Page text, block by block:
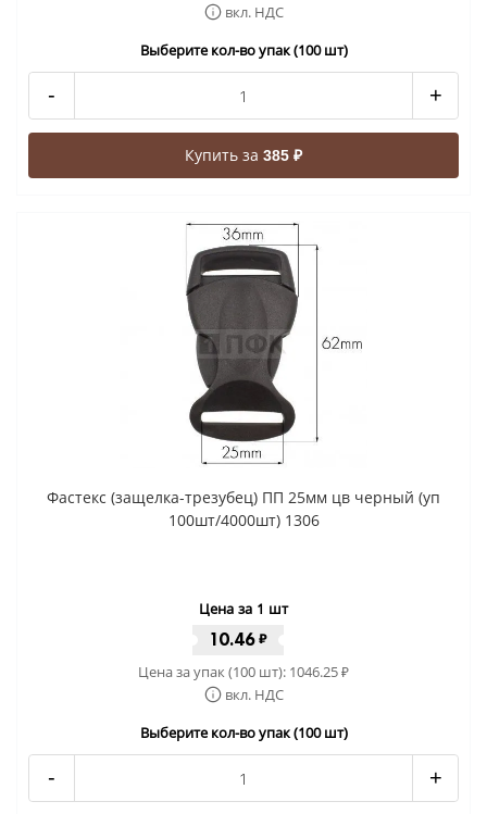
вкл. НДС
Выберите кол-во упак (100 шт)
- +
Купить за 385 ₽
Фастекс (защелка-трезубец) ПП 25мм цв черный (уп
100шт/4000шт) 1306
Цена за 1 шт
10.46₽
Цена за упак (100 шт): 1046.25₽
вкл. НДС
Выберите кол-во упак (100 шт)
- +